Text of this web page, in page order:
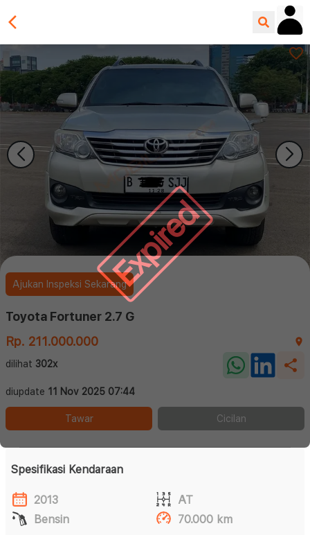
Expired
Ajukan Inspeksi Sekarang
Toyota Fortuner 2.7 G
Rp. 211.000.000
dilihat 302x
diupdate 11 Nov 2025 07:44
Tawar Cicilan
Spesifikasi Kendaraan
2013
AT
Bensin
70.000 km